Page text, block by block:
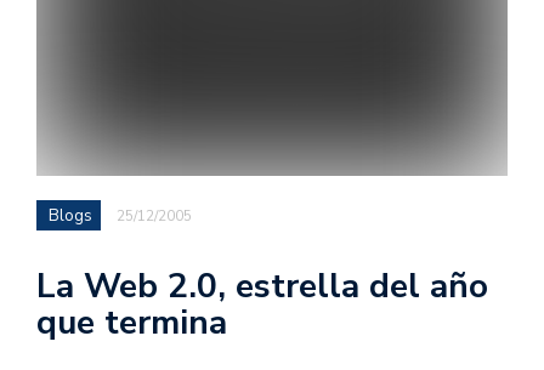
Blogs 25/12/2005
La Web 2.0, estrella del año
que termina